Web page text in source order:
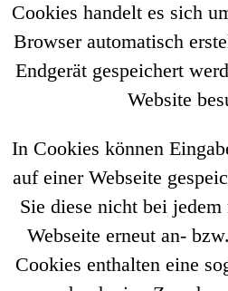
Cookies handelt es sich
Browser automatisch
Endgerät gespeichert
Website
In Cookies können
auf einer Webseite
Sie diese nicht bei
Webseite erneut an-
Cookies enthalten eine